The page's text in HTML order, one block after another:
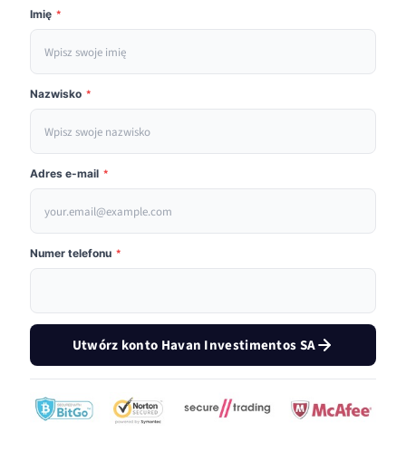
Imię *
Nazwisko *
Adres e-mail *
Numer telefonu *
Utwórz konto Havan Investimentos SA